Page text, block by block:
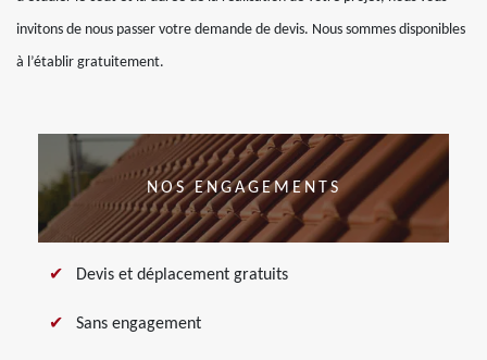
invitons de nous passer votre demande de devis. Nous sommes disponibles
à l’établir gratuitement.
NOS ENGAGEMENTS
Devis et déplacement gratuits
Sans engagement